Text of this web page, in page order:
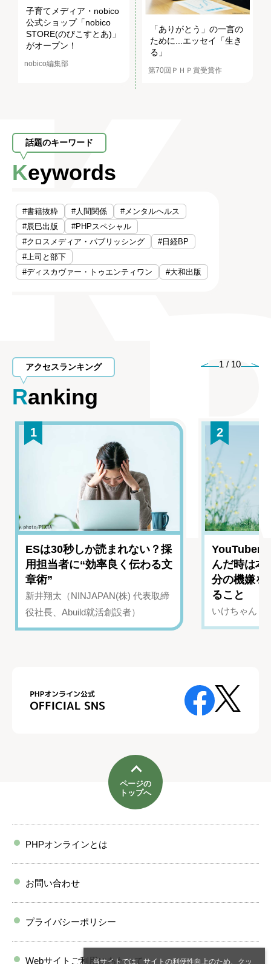
当サイトでは、サイトの利便性向上のため、クッ
子育てメディア・nobico
公式ショップ「nobico
STORE(のびこすとあ)」
がオープン！
nobico編集部
「ありがとう」の一言の
ために...エッセイ「生き
る」
第70回ＰＨＰ賞受賞作
話題のキーワード
Keywords
#書籍抜粋 #人間関係
#メンタルヘルス
#辰巳出版
#PHPスペシャル
#クロスメディア・パブリッシング
#日経BP
#上司と部下
#ディスカヴァー・トゥエンティワン
#大和出版
アクセスランキング
Ranking
1 / 10
1
ESは30秒しか読まれない？採
用担当者に“効率良く伝わる文
章術”
新井翔太（NINJAPAN(株) 代表取締
役社長、Abuild就活創設者）
2
YouTuber
んだ時は
分の機嫌を
ること
いけちゃん（
ページの
トップへ
PHPオンラインとは
お問い合わせ
プライバシーポリシー
Webサイトご利用にあたって